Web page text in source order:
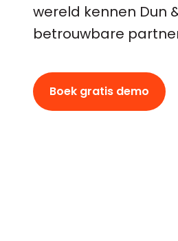
wereld kennen Dun
betrouwbare
Boek gratis demo